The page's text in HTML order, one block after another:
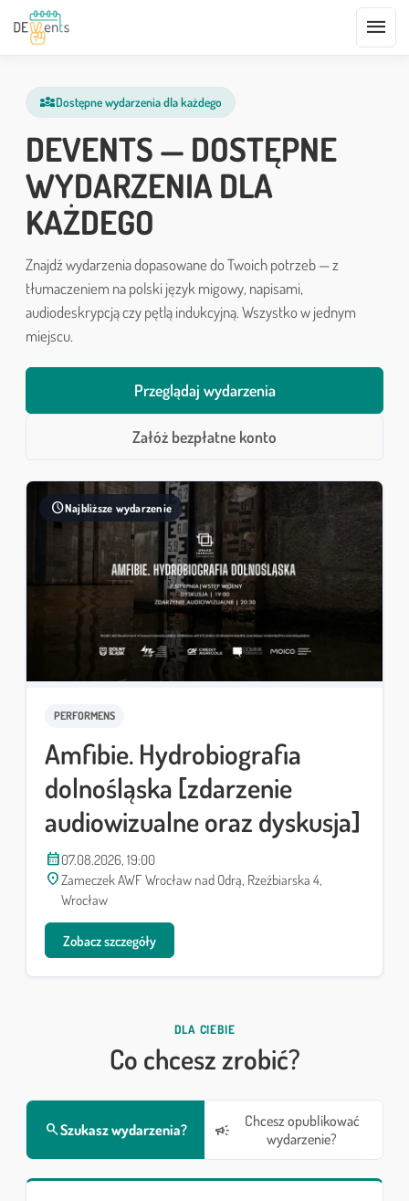
menu
diversity_3Dostępne wydarzenia dla każdego
DEVENTS — DOSTĘPNE
WYDARZENIA DLA
KAŻDEGO
Znajdź wydarzenia dopasowane do Twoich potrzeb — z
tłumaczeniem na polski język migowy, napisami,
audiodeskrypcją czy pętlą indukcyjną. Wszystko w jednym
miejscu.
Przeglądaj wydarzenia
Załóż bezpłatne konto
scheduleNajbliższe wydarzenie
PERFORMENS
Amfibie. Hydrobiografia
dolnośląska [zdarzenie
audiowizualne oraz dyskusja]
calendar_month
Data:07.08.2026, 19:00
location_on
Lokalizacja:
Zameczek AWF Wrocław nad Odrą, Rzeźbiarska 4,
Wrocław
Zobacz szczegóły
DLA CIEBIE
Co chcesz zrobić?
searchSzukasz wydarzenia? campaign
Chcesz opublikować
wydarzenie?